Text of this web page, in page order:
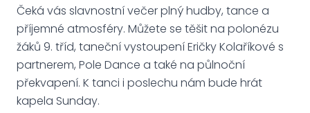
Čeká vás slavnostní večer plný hudby, tance a
příjemné atmosféry. Můžete se těšit na polonézu
žáků 9. tříd, taneční vystoupení Eričky Kolaříkové s
partnerem, Pole Dance a také na půlnoční
překvapení. K tanci i poslechu nám bude hrát
kapela Sunday.